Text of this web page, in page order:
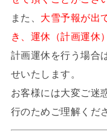
また、 大雪予報が出
き、運休（計画運休
計画運休を行う場合
せいたします。
お客様には大変ご迷
行のためご理解くだ